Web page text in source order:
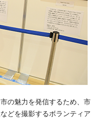
の魅力を発信するため、市
どを撮影するボランティア